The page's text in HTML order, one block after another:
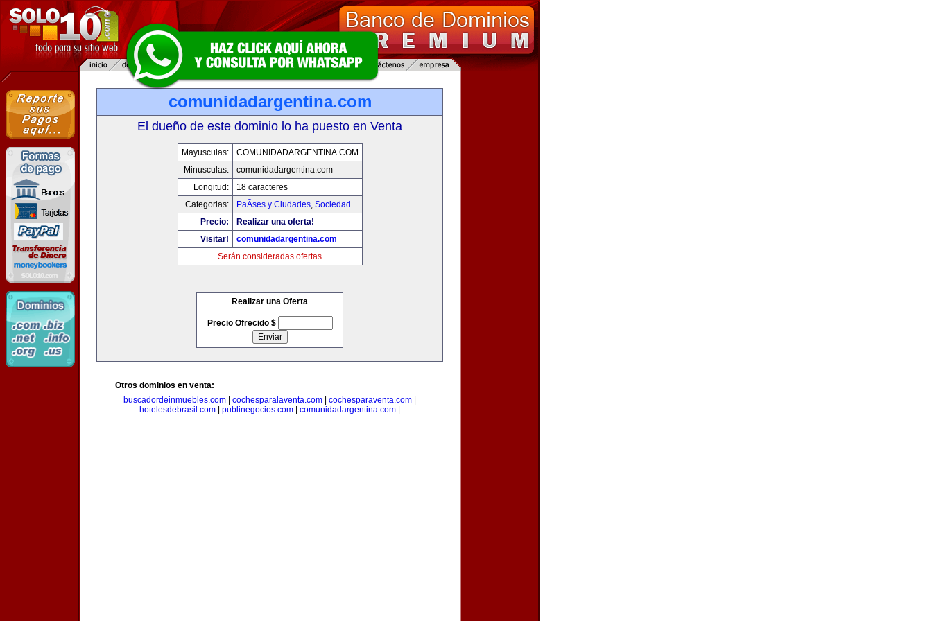
comunidadargentina.com
El dueño de este dominio lo ha puesto en Venta
Mayusculas:
COMUNIDADARGENTINA.COM
Minusculas:
comunidadargentina.com
Longitud:
18 caracteres
Categorias:
PaÃ­ses y Ciudades, Sociedad
Precio:
Realizar una oferta!
Visitar!
comunidadargentina.com
Serán consideradas ofertas
Realizar una Oferta
Precio Ofrecido $
Otros dominios en venta:
buscadordeinmuebles.com
cochesparalaventa.com cochesparaventa.com
hotelesdebrasil.com
publinegocios.com comunidadargentina.com